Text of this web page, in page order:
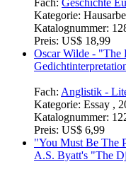
Fach: Geschichte
Kategorie:
Katalognummer:
Preis: US$ 18,99
Oscar Wilde - "The
Fach: Anglistik -
Kategorie: Essay ,
Katalognummer:
Preis: US$ 6,99
"You Must Be The
A.S. Byatt's "The